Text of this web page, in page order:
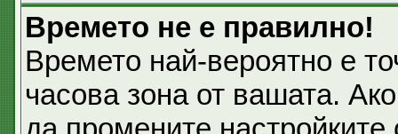
Времето не е правилно!
Времето най-вероятно е
часова зона от вашата.